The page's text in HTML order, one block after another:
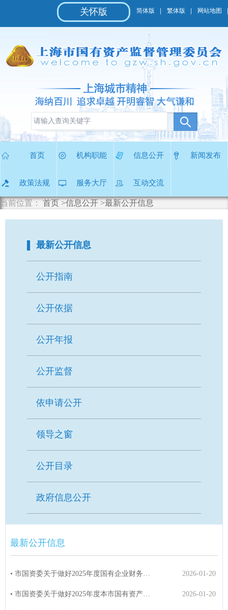
作
说
到
站
导
跳
转
网站地图
繁体版
简体版
关怀版
首页 机构职能 信息公开 新闻发布
政策法规 服务大厅 互动交流
当前位置： 首页 >信息公开 >最新公开信息
最新公开信息
公开指南
公开依据
公开年报
公开监督
依申请公开
领导之窗
公开目录
政府信息公开
最新公开信息
2026-01-20
• 市国资委关于做好2025年度国有企业财务决算工作的通知
2026-01-20
• 市国资委关于做好2025年度本市国有资产、集体资产统计及报告编制工作的通知